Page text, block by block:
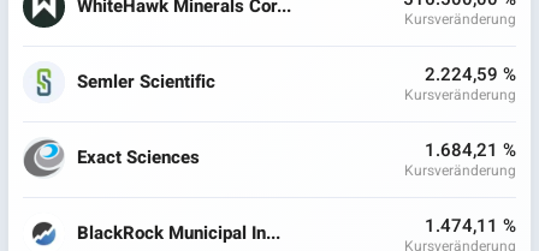
WhiteHawk Minerals Cor...
Kursveränderung
Semler Scientific 2.224,59 %
Kursveränderung
Exact Sciences 1.684,21 %
Kursveränderung
BlackRock Municipal In... 1.474,11 %
Kursveränderung